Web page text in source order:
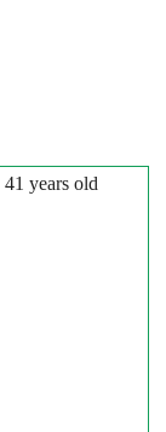
41 years old